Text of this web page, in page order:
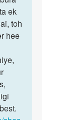
ek
toh
hee